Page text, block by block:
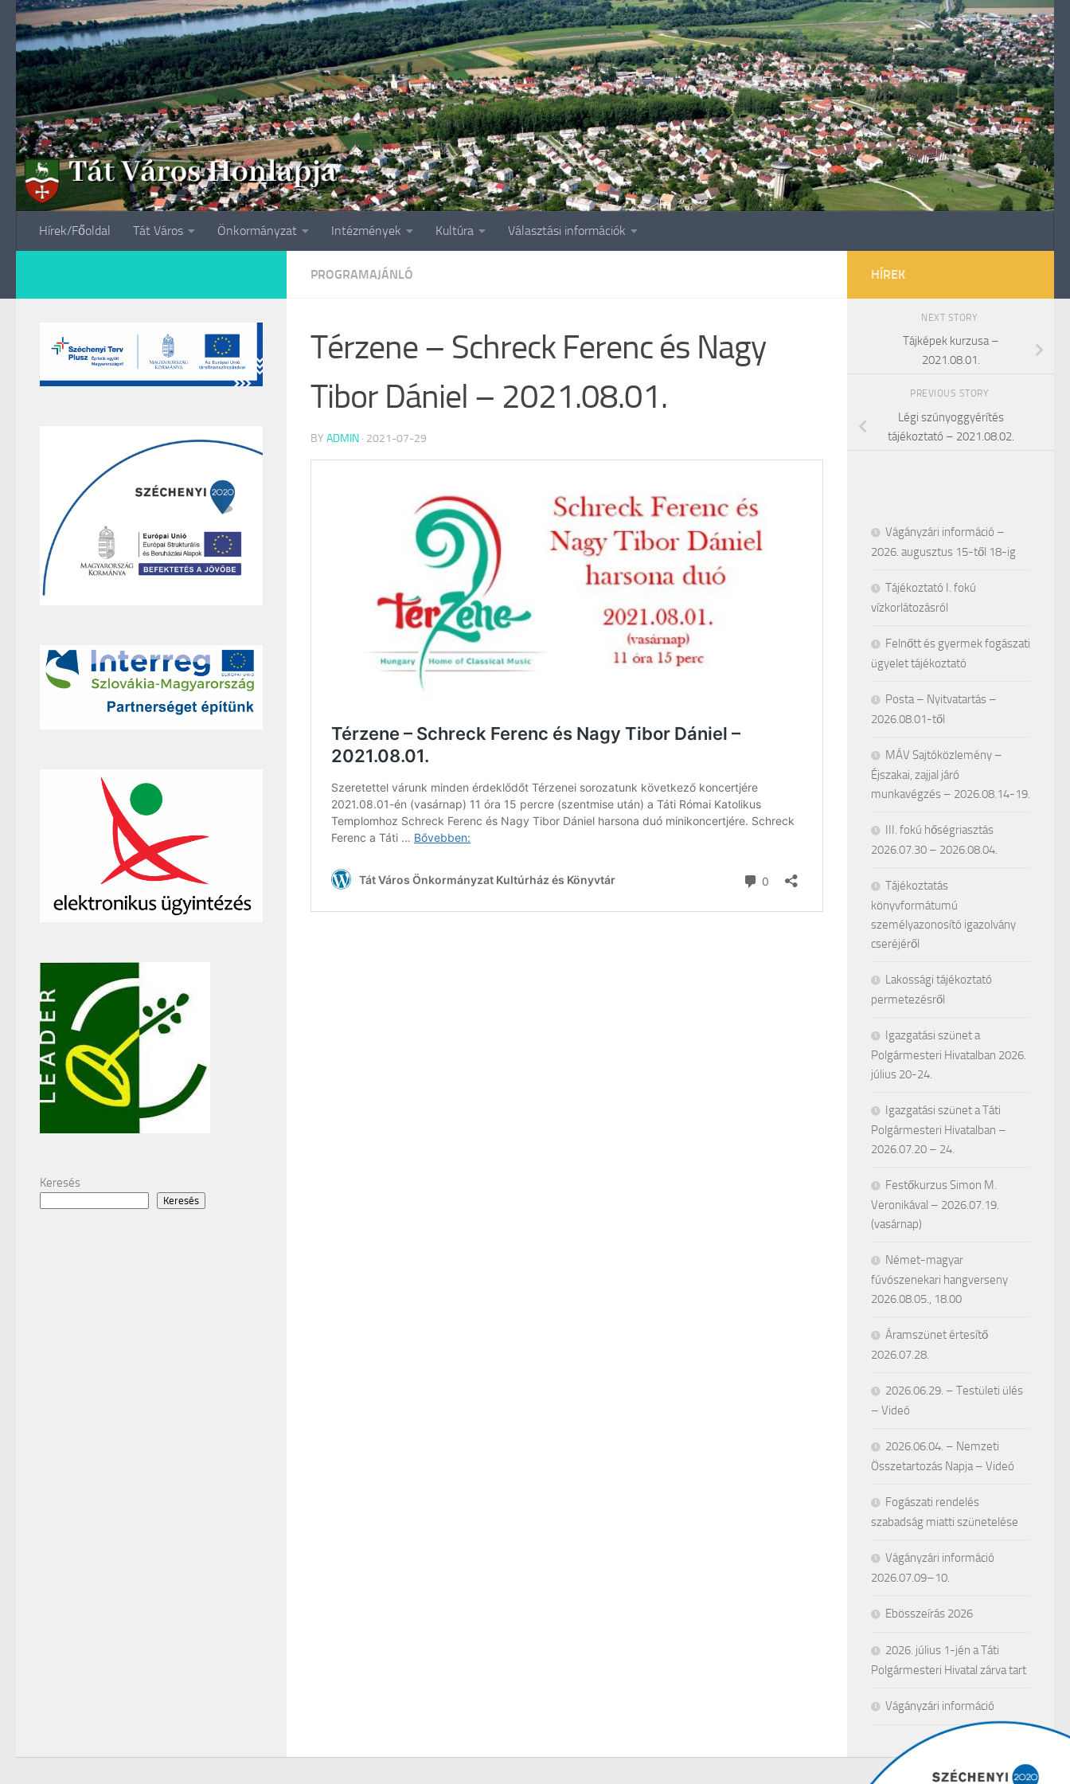
Skip to content
Hírek/Főoldal Tát Város Önkormányzat Intézmények Kultúra Választási információk
PROGRAMAJÁNLÓ
Térzene – Schreck Ferenc és Nagy
Tibor Dániel – 2021.08.01.
BY ADMIN · 2021-07-29
Keresés
Keresés
HÍREK
NEXT STORY
Tájképek kurzusa –
2021.08.01.
PREVIOUS STORY
Légi szúnyoggyérítés
tájékoztató – 2021.08.02.
Vágányzári információ –
2026. augusztus 15-től 18-ig
Tájékoztató I. fokú
vízkorlátozásról
Felnőtt és gyermek fogászati
ügyelet tájékoztató
Posta – Nyitvatartás –
2026.08.01-től
MÁV Sajtóközlemény –
Éjszakai, zajjal járó
munkavégzés – 2026.08.14-19.
III. fokú hőségriasztás
2026.07.30 – 2026.08.04.
Tájékoztatás
könyvformátumú
személyazonosító igazolvány
cseréjéről
Lakossági tájékoztató
permetezésről
Igazgatási szünet a
Polgármesteri Hivatalban 2026.
július 20-24.
Igazgatási szünet a Táti
Polgármesteri Hivatalban –
2026.07.20 – 24.
Festőkurzus Simon M.
Veronikával – 2026.07.19.
(vasárnap)
Német-magyar
fúvószenekari hangverseny
2026.08.05., 18.00
Áramszünet értesítő
2026.07.28.
2026.06.29. – Testületi ülés
– Videó
2026.06.04. – Nemzeti
Összetartozás Napja – Videó
Fogászati rendelés
szabadság miatti szünetelése
Vágányzári információ
2026.07.09–10.
Ebösszeírás 2026
2026. július 1-jén a Táti
Polgármesteri Hivatal zárva tart
Vágányzári információ